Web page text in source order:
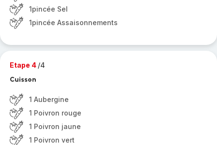
1pincée Sel
1pincée Assaisonnements
Etape 4 /4
Cuisson
1 Aubergine
1 Poivron rouge
1 Poivron jaune
1 Poivron vert